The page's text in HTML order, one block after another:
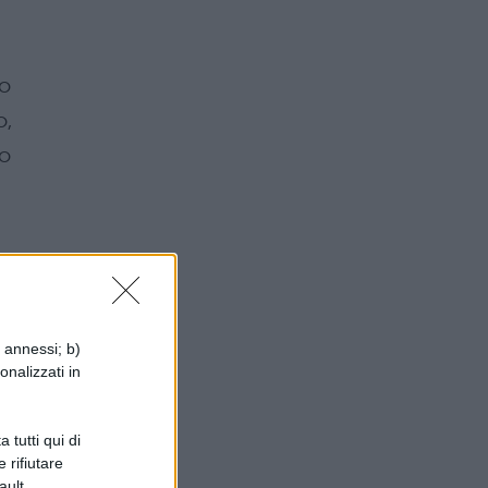
b)
in
tutti qui di
rifiutare